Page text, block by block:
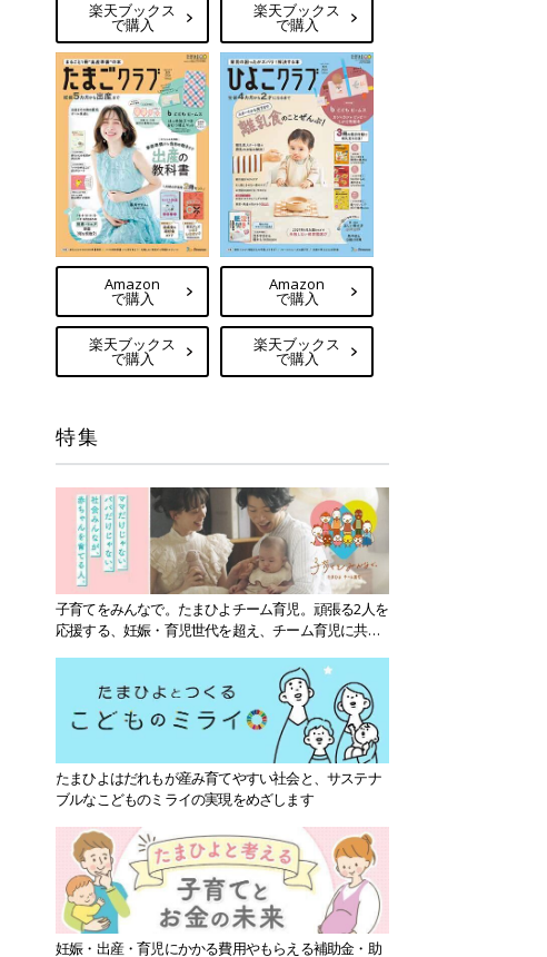
楽天ブックス
で購入
楽天ブックス
で購入
Amazon
で購入
楽天ブックス
で購入
Amazon
で購入
楽天ブックス
で購入
特集
子育てをみんなで。たまひよチーム育児。頑張る2人を
応援する、妊娠・育児世代を超え、チーム育児に共感
たまひよはだれもが産み育てやすい社会と、サステナ
ブルなこどものミライの実現をめざします
妊娠・出産・育児にかかる費用やもらえる補助金・助